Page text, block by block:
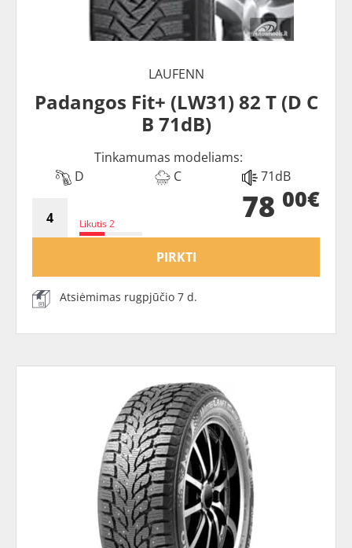
LAUFENN
Padangos Fit+ (LW31) 82 T (D C
B 71dB)
Tinkamumas modeliams:
D
C 71dB
Likutis 2 78 00€
PIRKTI
Atsiėmimas rugpjūčio 7 d.